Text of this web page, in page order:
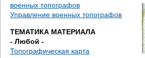
военных топографов
Управление военных топографов
ТЕМАТИКА МАТЕРИАЛА
- Любой -
Топографическая карта